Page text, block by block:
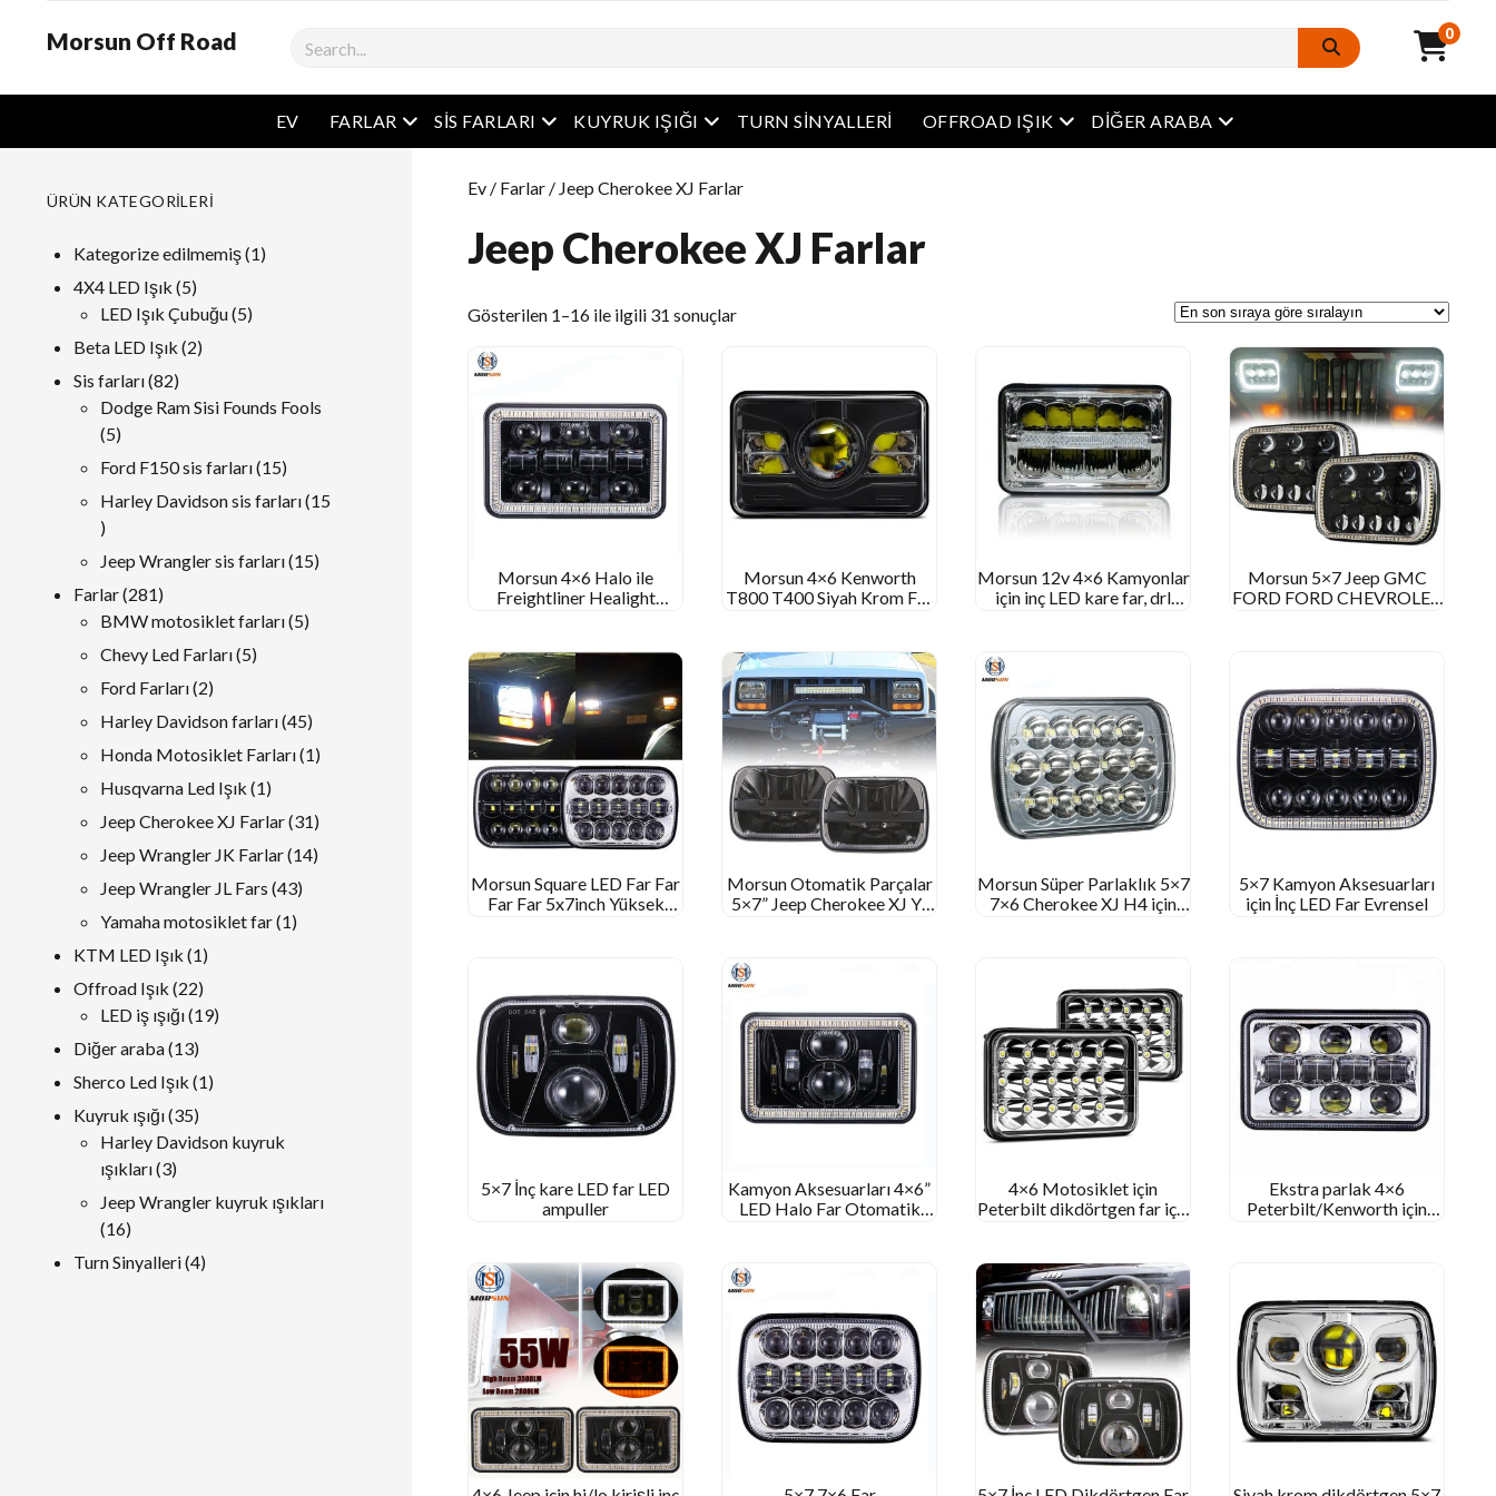
Morsun Off Road Aramak 0
EV FARLAR Açık Menü
SIS FARLARI Açık Menü
KUYRUK IŞIĞI Açık Menü
TURN SINYALLERI OFFROAD IŞIK Açık Menü
DIĞER ARABA Açık Menü
Ev / Farlar / Jeep Cherokee XJ Farlar
Jeep Cherokee XJ Farlar
Gösterilen 1–16 ile ilgili 31 sonuçlarEn
Morsun 4×6 Halo ile
Freightliner Healight
dikdörtgen far
Morsun 4×6 Kenworth
T800 T400 Siyah Krom Far
Morsun 12v 4×6 Kamyonlar
için inç LED kare far, drl
Morsun 5×7 Jeep GMC
FORD FORD CHEVROLET
Morsun Square LED Far Far
Far Far 5x7inch Yüksek
Morsun Otomatik Parçalar
5×7” Jeep Cherokee XJ YJ
Morsun Süper Parlaklık 5×7
7×6 Cherokee XJ H4 için
5×7 Kamyon Aksesuarları
için İnç LED Far Evrensel
5×7 İnç kare LED far LED
ampuller
Kamyon Aksesuarları 4×6”
LED Halo Far Otomatik
4×6 Motosiklet için
Peterbilt dikdörtgen far için
Ekstra parlak 4×6
Peterbilt/Kenworth için
ÜRÜN KATEGORILERI
Kategorize edilmemiş 11
4X4 LED Işık 55
ürünler
LED Işık Çubuğu 55
Beta LED Işık 22
Sis farları 8282
ürünler
Dodge Ram Sisi Founds Fools
55
ürünler
Ford F150 sis farları 1515
ürünler
Harley Davidson sis farları 15
15
ürünler
Jeep Wrangler sis farları 1515
Farlar 281281
ürünler
BMW motosiklet farları 55
Chevy Led Farları 55
Ford Farları 22
ürünler
Harley Davidson farları 4545
ürünler
Honda Motosiklet Farları 11
Husqvarna Led Işık 11
ürün
Jeep Cherokee XJ Farlar 3131
ürünler
Jeep Wrangler JK Farlar 1414
Jeep Wrangler JL Fars 4343
Yamaha motosiklet far 11
KTM LED Işık 11
ürün
Offroad Işık 2222
ürünler
LED iş ışığı 1919
Diğer araba 1313
ürünler
Sherco Led Işık 11
Kuyruk ışığı 3535
ürünler
Harley Davidson kuyruk
ışıkları 33
ürünler
Jeep Wrangler kuyruk ışıkları
1616
ürünler
Turn Sinyalleri 44